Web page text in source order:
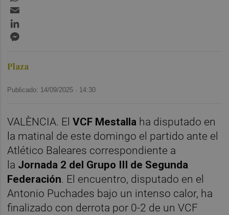
Plaza
Publicado: 14/09/2025 · 14:30
VALÈNCIA. ElVCF Mestalla ha disputado en
la matinal de este domingo el partido ante el
Atlético Baleares correspondiente a
la Jornada 2 del Grupo III de Segunda
Federación. El encuentro, disputado en el
Antonio Puchades bajo un intenso calor, ha
finalizado con derrota por 0-2 de un VCF